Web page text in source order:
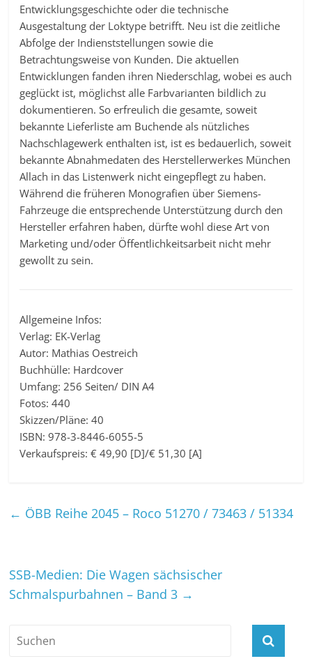
Entwicklungsgeschichte oder die technische
Ausgestaltung der Loktype betrifft. Neu ist die zeitliche
Abfolge der Indienststellungen sowie die
Betrachtungsweise von Kunden. Die aktuellen
Entwicklungen fanden ihren Niederschlag, wobei es auch
geglückt ist, möglichst alle Farbvarianten bildlich zu
dokumentieren. So erfreulich die gesamte, soweit
bekannte Lieferliste am Buchende als nützliches
Nachschlagewerk enthalten ist, ist es bedauerlich, soweit
bekannte Abnahmedaten des Herstellerwerkes München
Allach in das Listenwerk nicht eingepflegt zu haben.
Während die früheren Monografien über Siemens-
Fahrzeuge die entsprechende Unterstützung durch den
Hersteller erfahren haben, dürfte wohl diese Art von
Marketing und/oder Öffentlichkeitsarbeit nicht mehr
gewollt zu sein.
Allgemeine Infos:
Verlag: EK-Verlag
Autor: Mathias Oestreich
Buchhülle: Hardcover
Umfang: 256 Seiten/ DIN A4
Fotos: 440
Skizzen/Pläne: 40
ISBN: 978-3-8446-6055-5
Verkaufspreis: € 49,90 [D]/€ 51,30 [A]
← ÖBB Reihe 2045 – Roco 51270 / 73463 / 51334
SSB-Medien: Die Wagen sächsischer
Schmalspurbahnen – Band 3 →